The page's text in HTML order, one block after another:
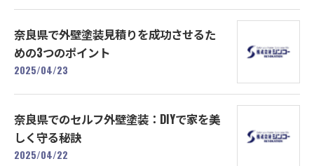
奈良県で外壁塗装見積りを成功させるた
めの3つのポイント
2025/04/23
奈良県でのセルフ外壁塗装：DIYで家を美
しく守る秘訣
2025/04/22